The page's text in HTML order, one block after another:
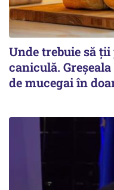
Unde trebuie să
caniculă.
de mucegai în